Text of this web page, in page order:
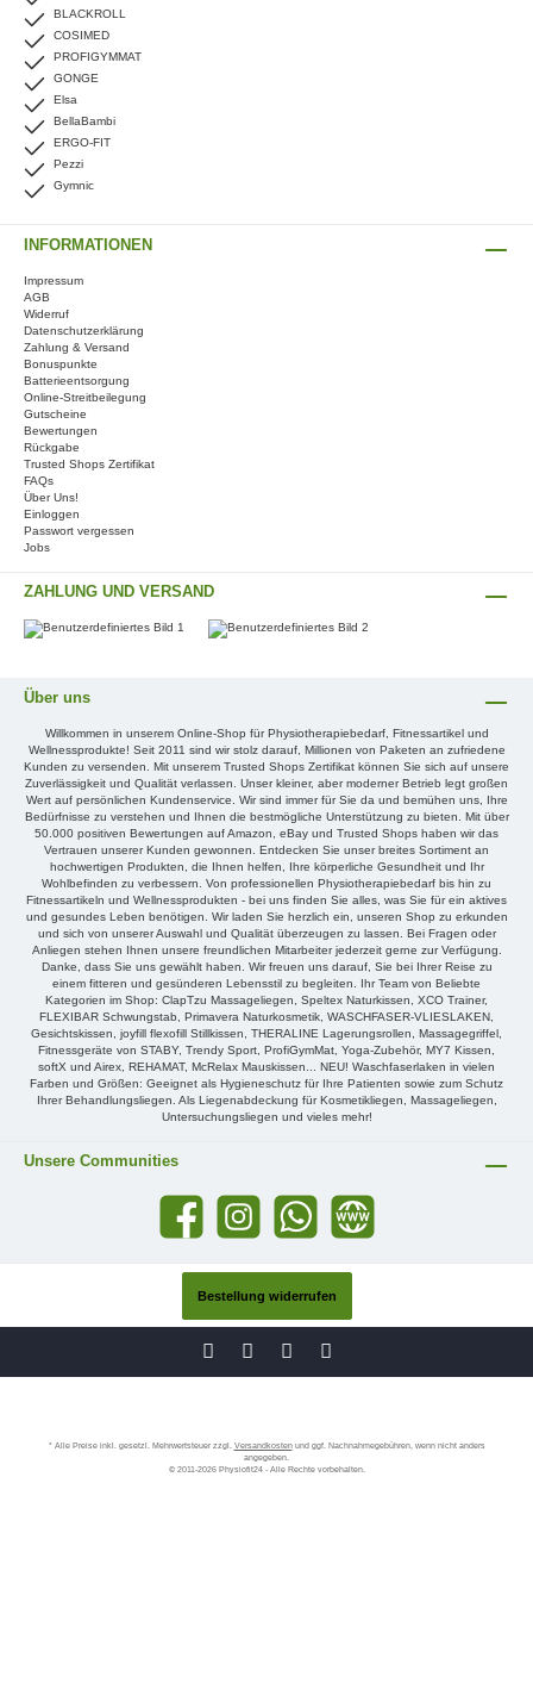
BLACKROLL
COSIMED
PROFIGYMMAT
GONGE
Elsa
BellaBambi
ERGO-FIT
Pezzi
Gymnic
ZAHLUNG UND VERSAND
INFORMATIONEN
Impressum
AGB
Widerruf
Datenschutzerklärung
Zahlung & Versand
Bonuspunkte
Batterieentsorgung
Online-Streitbeilegung
Gutscheine
Bewertungen
Rückgabe
Trusted Shops Zertifikat
FAQs
Über Uns!
Einloggen
Passwort vergessen
Jobs
Über uns
Willkommen in unserem Online-Shop für Physiotherapiebedarf, Fitnessartikel und
Wellnessprodukte! Seit 2011 sind wir stolz darauf, Millionen von Paketen an zufriedene
Kunden zu versenden. Mit unserem Trusted Shops Zertifikat können Sie sich auf unsere
Zuverlässigkeit und Qualität verlassen. Unser kleiner, aber moderner Betrieb legt großen
Wert auf persönlichen Kundenservice. Wir sind immer für Sie da und bemühen uns, Ihre
Bedürfnisse zu verstehen und Ihnen die bestmögliche Unterstützung zu bieten. Mit über
50.000 positiven Bewertungen auf Amazon, eBay und Trusted Shops haben wir das
Vertrauen unserer Kunden gewonnen. Entdecken Sie unser breites Sortiment an
hochwertigen Produkten, die Ihnen helfen, Ihre körperliche Gesundheit und Ihr
Wohlbefinden zu verbessern. Von professionellen Physiotherapiebedarf bis hin zu
Fitnessartikeln und Wellnessprodukten - bei uns finden Sie alles, was Sie für ein aktives
und gesundes Leben benötigen. Wir laden Sie herzlich ein, unseren Shop zu erkunden
und sich von unserer Auswahl und Qualität überzeugen zu lassen. Bei Fragen oder
Anliegen stehen Ihnen unsere freundlichen Mitarbeiter jederzeit gerne zur Verfügung.
Danke, dass Sie uns gewählt haben. Wir freuen uns darauf, Sie bei Ihrer Reise zu
einem fitteren und gesünderen Lebensstil zu begleiten. Ihr Team von Beliebte
Kategorien im Shop: ClapTzu Massageliegen, Speltex Naturkissen, XCO Trainer,
FLEXIBAR Schwungstab, Primavera Naturkosmetik, WASCHFASER-VLIESLAKEN,
Gesichtskissen, joyfill flexofill Stillkissen, THERALINE Lagerungsrollen, Massagegriffel,
Fitnessgeräte von STABY, Trendy Sport, ProfiGymMat, Yoga-Zubehör, MY7 Kissen,
softX und Airex, REHAMAT, McRelax Mauskissen... NEU! Waschfaserlaken in vielen
Farben und Größen: Geeignet als Hygieneschutz für Ihre Patienten sowie zum Schutz
Ihrer Behandlungsliegen. Als Liegenabdeckung für Kosmetikliegen, Massageliegen,
Untersuchungsliegen und vieles mehr!
Unsere Communities
Bestellung widerrufen
* Alle Preise inkl. gesetzl. Mehrwertsteuer zzgl. Versandkostenund ggf. Nachnahmegebühren, wenn nicht anders
angegeben.
© 2011-2026 Physiofit24 - Alle Rechte vorbehalten.